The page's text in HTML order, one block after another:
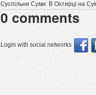
Суспільне Суми: В Охтирці на
0 comments
Login with social networks